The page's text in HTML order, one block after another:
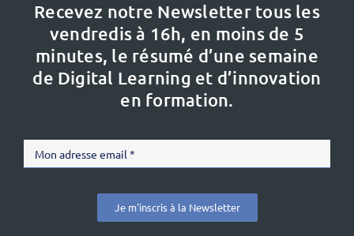
Recevez notre Newsletter tous les
vendredis à 16h, en moins de 5
minutes, le résumé d’une semaine
de Digital Learning et d’innovation
en formation.
Je m'inscris à la Newsletter